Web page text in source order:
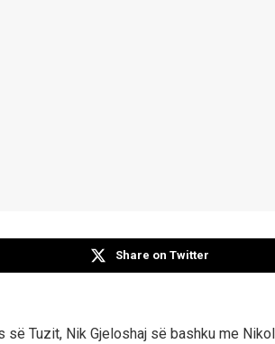
Share on Twitter
Tuzit, Nik Gjeloshaj së bashku me